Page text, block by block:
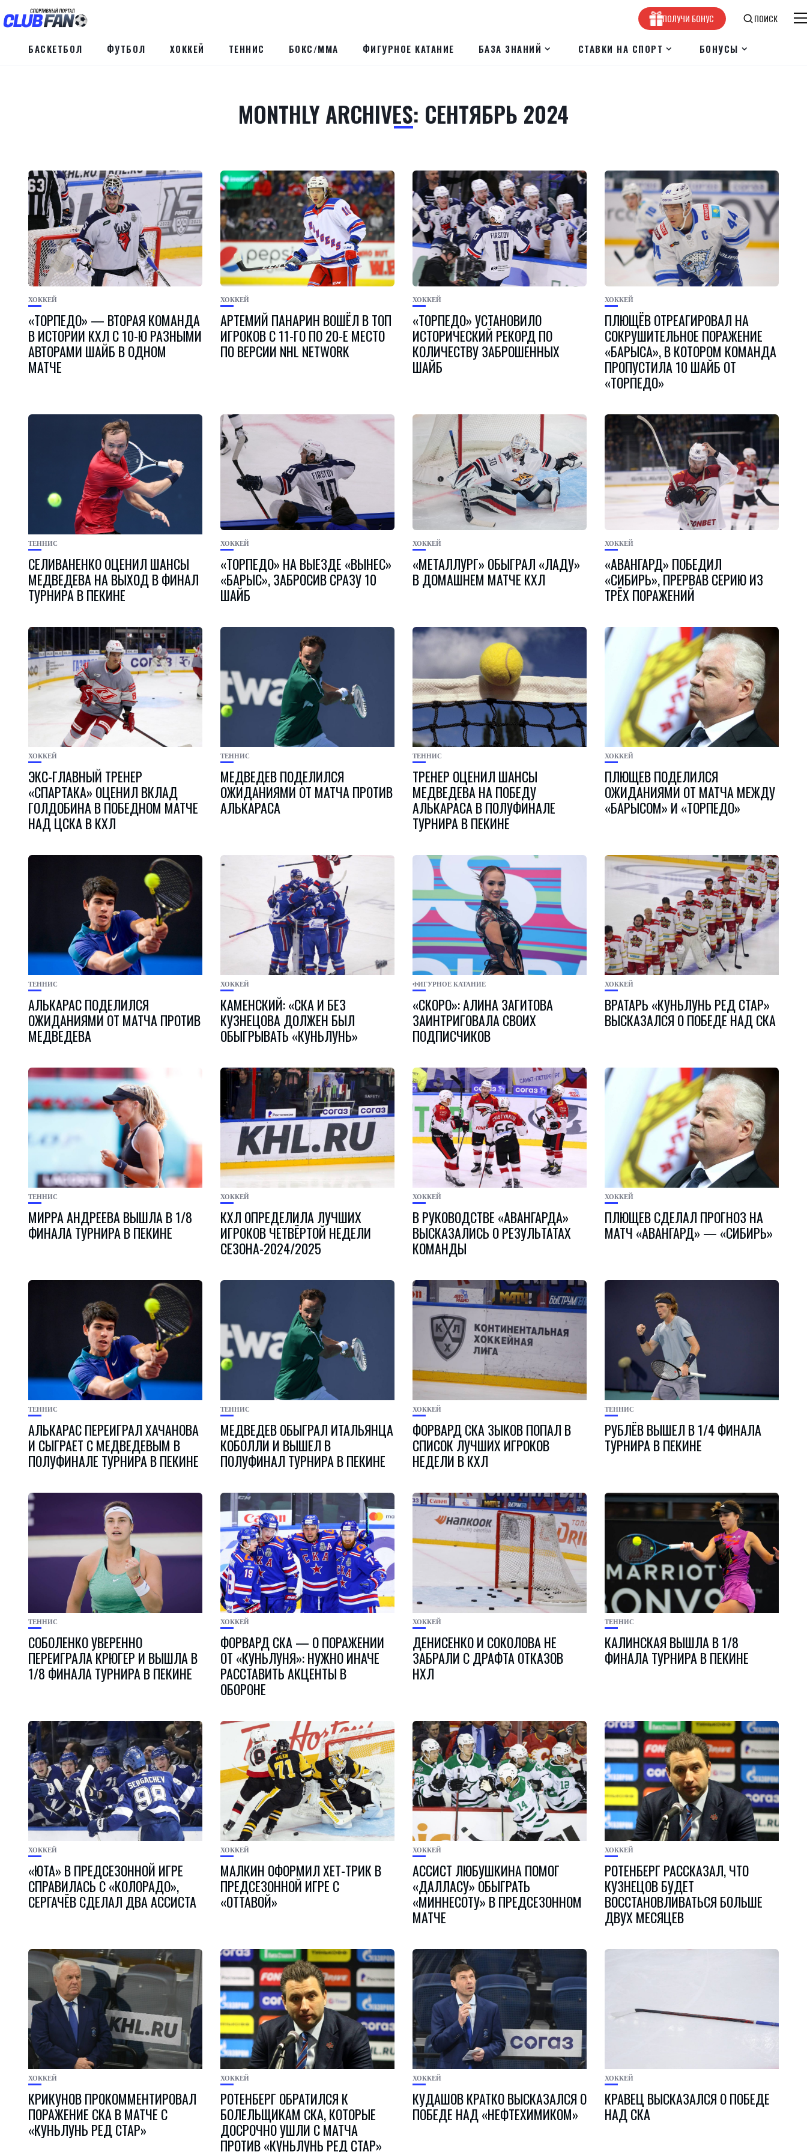
ПОЛУЧИ БОНУС ПОИСК
БАСКЕТБОЛ ФУТБОЛ ХОККЕЙ ТЕННИС БОКС/ММА ФИГУРНОЕ КАТАНИЕ БАЗА ЗНАНИЙ СТАВКИ НА СПОРТ БОНУСЫ
MONTHLY ARCHIVES: СЕНТЯБРЬ 2024
ХОККЕЙ
«ТОРПЕДО» — ВТОРАЯ КОМАНДА
В ИСТОРИИ КХЛ С 10-Ю РАЗНЫМИ
АВТОРАМИ ШАЙБ В ОДНОМ
МАТЧЕ
ХОККЕЙ
АРТЕМИЙ ПАНАРИН ВОШЁЛ В ТОП
ИГРОКОВ С 11-ГО ПО 20-Е МЕСТО
ПО ВЕРСИИ NHL NETWORK
ХОККЕЙ
«ТОРПЕДО» УСТАНОВИЛО
ИСТОРИЧЕСКИЙ РЕКОРД ПО
КОЛИЧЕСТВУ ЗАБРОШЕННЫХ
ШАЙБ
ХОККЕЙ
ПЛЮЩЁВ ОТРЕАГИРОВАЛ НА
СОКРУШИТЕЛЬНОЕ ПОРАЖЕНИЕ
«БАРЫСА», В КОТОРОМ КОМАНДА
ПРОПУСТИЛА 10 ШАЙБ ОТ
«ТОРПЕДО»
ТЕННИС
СЕЛИВАНЕНКО ОЦЕНИЛ ШАНСЫ
МЕДВЕДЕВА НА ВЫХОД В ФИНАЛ
ТУРНИРА В ПЕКИНЕ
ХОККЕЙ
«ТОРПЕДО» НА ВЫЕЗДЕ «ВЫНЕС»
«БАРЫС», ЗАБРОСИВ СРАЗУ 10
ШАЙБ
ХОККЕЙ
«МЕТАЛЛУРГ» ОБЫГРАЛ «ЛАДУ»
В ДОМАШНЕМ МАТЧЕ КХЛ
ХОККЕЙ
«АВАНГАРД» ПОБЕДИЛ
«СИБИРЬ», ПРЕРВАВ СЕРИЮ ИЗ
ТРЁХ ПОРАЖЕНИЙ
ХОККЕЙ
ЭКС-ГЛАВНЫЙ ТРЕНЕР
«СПАРТАКА» ОЦЕНИЛ ВКЛАД
ГОЛДОБИНА В ПОБЕДНОМ МАТЧЕ
НАД ЦСКА В КХЛ
ТЕННИС
МЕДВЕДЕВ ПОДЕЛИЛСЯ
ОЖИДАНИЯМИ ОТ МАТЧА ПРОТИВ
АЛЬКАРАСА
ТЕННИС
ТРЕНЕР ОЦЕНИЛ ШАНСЫ
МЕДВЕДЕВА НА ПОБЕДУ
АЛЬКАРАСА В ПОЛУФИНАЛЕ
ТУРНИРА В ПЕКИНЕ
ХОККЕЙ
ПЛЮЩЕВ ПОДЕЛИЛСЯ
ОЖИДАНИЯМИ ОТ МАТЧА МЕЖДУ
«БАРЫСОМ» И «ТОРПЕДО»
ТЕННИС
АЛЬКАРАС ПОДЕЛИЛСЯ
ОЖИДАНИЯМИ ОТ МАТЧА ПРОТИВ
МЕДВЕДЕВА
ХОККЕЙ
КАМЕНСКИЙ: «СКА И БЕЗ
КУЗНЕЦОВА ДОЛЖЕН БЫЛ
ОБЫГРЫВАТЬ «КУНЬЛУНЬ»
ФИГУРНОЕ КАТАНИЕ
«СКОРО»: АЛИНА ЗАГИТОВА
ЗАИНТРИГОВАЛА СВОИХ
ПОДПИСЧИКОВ
ХОККЕЙ
ВРАТАРЬ «КУНЬЛУНЬ РЕД СТАР»
ВЫСКАЗАЛСЯ О ПОБЕДЕ НАД СКА
ТЕННИС
МИРРА АНДРЕЕВА ВЫШЛА В 1/8
ФИНАЛА ТУРНИРА В ПЕКИНЕ
ХОККЕЙ
КХЛ ОПРЕДЕЛИЛА ЛУЧШИХ
ИГРОКОВ ЧЕТВЁРТОЙ НЕДЕЛИ
СЕЗОНА-2024/2025
ХОККЕЙ
В РУКОВОДСТВЕ «АВАНГАРДА»
ВЫСКАЗАЛИСЬ О РЕЗУЛЬТАТАХ
КОМАНДЫ
ХОККЕЙ
ПЛЮЩЕВ СДЕЛАЛ ПРОГНОЗ НА
МАТЧ «АВАНГАРД» — «СИБИРЬ»
ТЕННИС
АЛЬКАРАС ПЕРЕИГРАЛ ХАЧАНОВА
И СЫГРАЕТ С МЕДВЕДЕВЫМ В
ПОЛУФИНАЛЕ ТУРНИРА В ПЕКИНЕ
ТЕННИС
МЕДВЕДЕВ ОБЫГРАЛ ИТАЛЬЯНЦА
КОБОЛЛИ И ВЫШЕЛ В
ПОЛУФИНАЛ ТУРНИРА В ПЕКИНЕ
ХОККЕЙ
ФОРВАРД СКА ЗЫКОВ ПОПАЛ В
СПИСОК ЛУЧШИХ ИГРОКОВ
НЕДЕЛИ В КХЛ
ТЕННИС
РУБЛЁВ ВЫШЕЛ В 1/4 ФИНАЛА
ТУРНИРА В ПЕКИНЕ
ТЕННИС
СОБОЛЕНКО УВЕРЕННО
ПЕРЕИГРАЛА КРЮГЕР И ВЫШЛА В
1/8 ФИНАЛА ТУРНИРА В ПЕКИНЕ
ХОККЕЙ
ФОРВАРД СКА — О ПОРАЖЕНИИ
ОТ «КУНЬЛУНЯ»: НУЖНО ИНАЧЕ
РАССТАВИТЬ АКЦЕНТЫ В
ОБОРОНЕ
ХОККЕЙ
ДЕНИСЕНКО И СОКОЛОВА НЕ
ЗАБРАЛИ С ДРАФТА ОТКАЗОВ
НХЛ
ТЕННИС
КАЛИНСКАЯ ВЫШЛА В 1/8
ФИНАЛА ТУРНИРА В ПЕКИНЕ
ХОККЕЙ
«ЮТА» В ПРЕДСЕЗОННОЙ ИГРЕ
СПРАВИЛАСЬ С «КОЛОРАДО»,
СЕРГАЧЁВ СДЕЛАЛ ДВА АССИСТА
ХОККЕЙ
МАЛКИН ОФОРМИЛ ХЕТ-ТРИК В
ПРЕДСЕЗОННОЙ ИГРЕ С
«ОТТАВОЙ»
ХОККЕЙ
АССИСТ ЛЮБУШКИНА ПОМОГ
«ДАЛЛАСУ» ОБЫГРАТЬ
«МИННЕСОТУ» В ПРЕДСЕЗОННОМ
МАТЧЕ
ХОККЕЙ
РОТЕНБЕРГ РАССКАЗАЛ, ЧТО
КУЗНЕЦОВ БУДЕТ
ВОССТАНОВЛИВАТЬСЯ БОЛЬШЕ
ДВУХ МЕСЯЦЕВ
ХОККЕЙ
КРИКУНОВ ПРОКОММЕНТИРОВАЛ
ПОРАЖЕНИЕ СКА В МАТЧЕ С
«КУНЬЛУНЬ РЕД СТАР»
ХОККЕЙ
РОТЕНБЕРГ ОБРАТИЛСЯ К
БОЛЕЛЬЩИКАМ СКА, КОТОРЫЕ
ДОСРОЧНО УШЛИ С МАТЧА
ПРОТИВ «КУНЬЛУНЬ РЕД СТАР»
ХОККЕЙ
КУДАШОВ КРАТКО ВЫСКАЗАЛСЯ О
ПОБЕДЕ НАД «НЕФТЕХИМИКОМ»
ХОККЕЙ
КРАВЕЦ ВЫСКАЗАЛСЯ О ПОБЕДЕ
НАД СКА